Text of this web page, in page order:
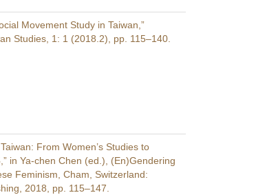
Movement Study in Taiwan,”
Studies, 1: 1 (2018.2), pp. 115–140.
From Women’s Studies to
in Ya-chen Chen (ed.), (En)Gendering
Feminism, Cham, Switzerland:
2018, pp. 115–147.